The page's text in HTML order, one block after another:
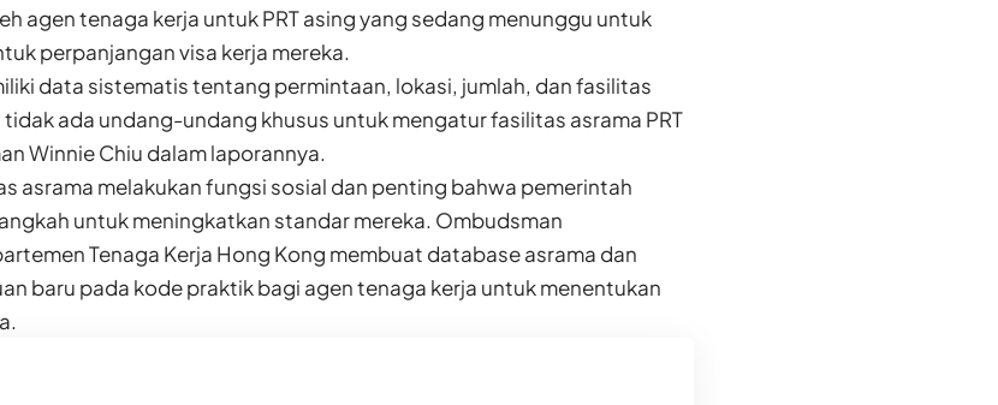
agen tenaga kerja untuk PRT asing yang sedang menunggu untuk
perpanjangan visa kerja mereka.
data sistematis tentang permintaan, lokasi, jumlah, dan fasilitas
ada undang-undang khusus untuk mengatur fasilitas asrama PRT
Winnie Chiu dalam laporannya.
asrama melakukan fungsi sosial dan penting bahwa pemerintah
untuk meningkatkan standar mereka. Ombudsman
Tenaga Kerja Hong Kong membuat database asrama dan
baru pada kode praktik bagi agen tenaga kerja untuk menentukan